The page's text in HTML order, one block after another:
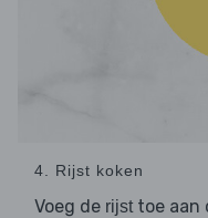
4. Rijst koken
Voeg de rijst toe aan